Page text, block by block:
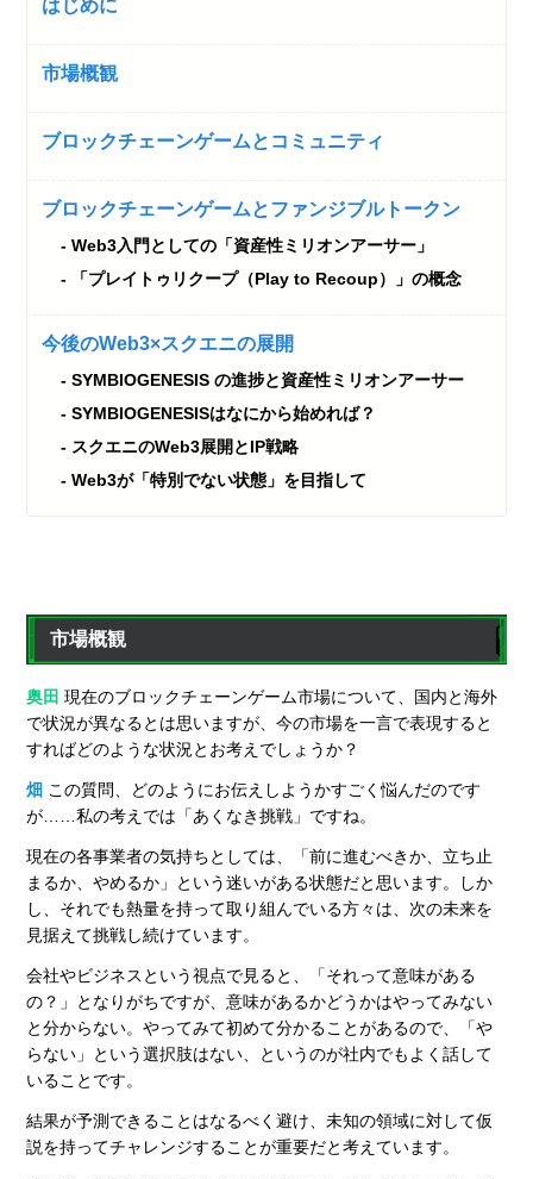
はじめに
市場概観
ブロックチェーンゲームとコミュニティ
ブロックチェーンゲームとファンジブルトークン
Web3入門としての「資産性ミリオンアーサー」
「プレイトゥリクープ（Play to Recoup）」の概念
今後のWeb3×スクエニの展開
SYMBIOGENESIS の進捗と資産性ミリオンアーサー
SYMBIOGENESISはなにから始めれば？
スクエニのWeb3展開とIP戦略
Web3が「特別でない状態」を目指して
市場概観
奥田現在のブロックチェーンゲーム市場について、国内と海外
で状況が異なるとは思いますが、今の市場を一言で表現すると
すればどのような状況とお考えでしょうか？
畑 この質問、どのようにお伝えしようかすごく悩んだのです
が……私の考えでは「あくなき挑戦」ですね。
現在の各事業者の気持ちとしては、「前に進むべきか、立ち止
まるか、やめるか」という迷いがある状態だと思います。しか
し、それでも熱量を持って取り組んでいる方々は、次の未来を
見据えて挑戦し続けています。
会社やビジネスという視点で見ると、「それって意味がある
の？」となりがちですが、意味があるかどうかはやってみない
と分からない。やってみて初めて分かることがあるので、「や
らない」という選択肢はない、というのが社内でもよく話して
いることです。
結果が予測できることはなるべく避け、未知の領域に対して仮
説を持ってチャレンジすることが重要だと考えています。